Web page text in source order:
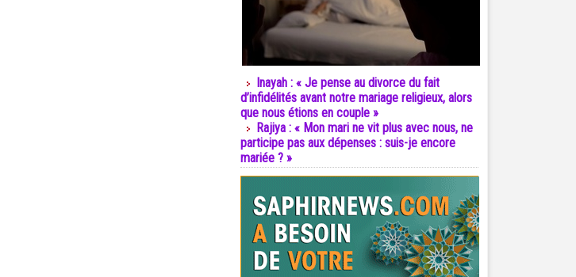
Inayah : « Je pense au divorce du fait
d’infidélités avant notre mariage religieux, alors
que nous étions en couple »
Rajiya : « Mon mari ne vit plus avec nous, ne
participe pas aux dépenses : suis-je encore
mariée ? »